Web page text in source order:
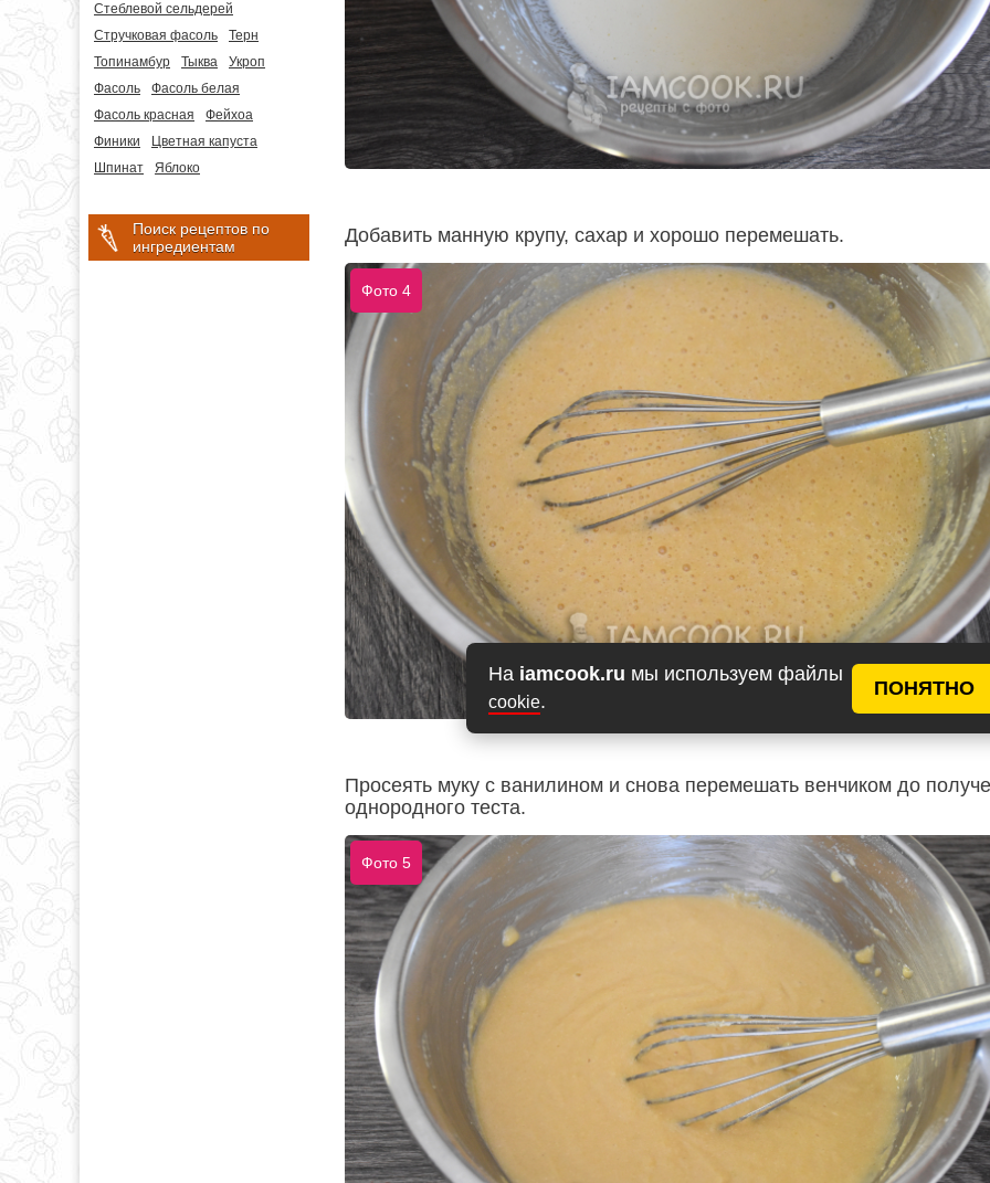
На iamcook.ru мы используем файлы
cookie.
ПОНЯТНО
Стеблевой сельдерей
Стручковая фасоль
Терн
Топинамбур
Тыква
Укроп
Фасоль
Фасоль белая
Фасоль красная
Фейхоа
Финики
Цветная капуста
Шпинат
Яблоко
Поиск рецептов по
ингредиентам
Добавить манную крупу, сахар и хорошо перемешать.
Фото 4
Просеять муку с ванилином и снова перемешать венчиком до
однородного теста.
Фото 5